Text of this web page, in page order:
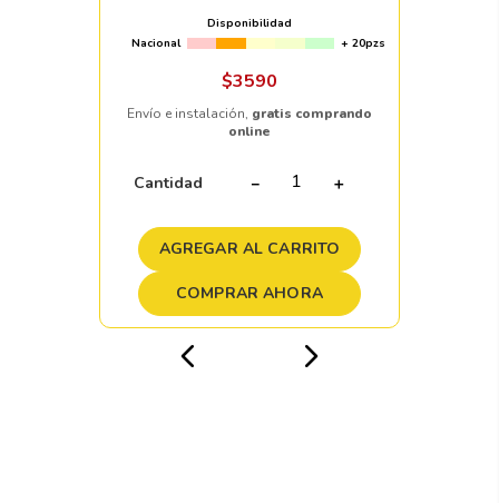
Disponibilidad
Nacional
+ 20pzs
$3590
Envío e instalación, gratis comprando
online
Cantidad ＋
－
AGREGAR AL CARRITO
COMPRAR AHORA